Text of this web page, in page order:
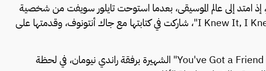
إذ امتد إلى عالم الموسيقى، بعدما استوحت تايلور سويفت من شخصية
جيسي أغنية خاصة للفيلم بعنوان "I Knew It, I Knew It"، شاركت في كتابتها مع جاك أنتونوف، وقدمتها على
كما شاركت سويفت في أداء أغنية "You've Got a Friend in Me" الشهيرة برفقة راندي نيومان، في لحظة